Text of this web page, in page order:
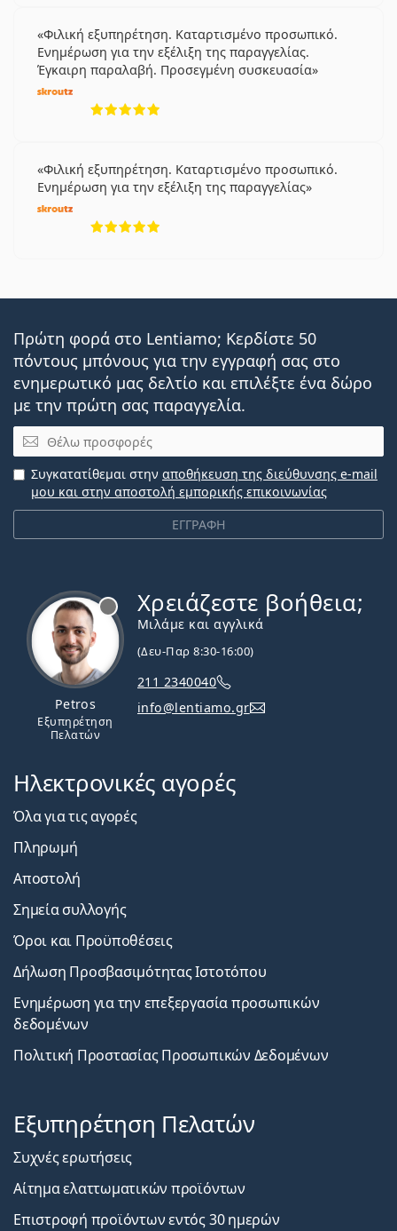
Φιλική εξυπηρέτηση. Καταρτισμένο προσωπικό.
Ενημέρωση για την εξέλιξη της παραγγελίας.
Έγκαιρη παραλαβή. Προσεγμένη συσκευασία
Φιλική εξυπηρέτηση. Καταρτισμένο προσωπικό.
Ενημέρωση για την εξέλιξη της παραγγελίας
Πρώτη φορά στο Lentiamo; Κερδίστε 50
πόντους μπόνους για την εγγραφή σας στο
ενημερωτικό μας δελτίο και επιλέξτε ένα δώρο
με την πρώτη σας παραγγελία.
Email
ΕΓΓΡΑΦΗ
Συγκατατίθεμαι στην αποθήκευση της διεύθυνσης e-mail
μου και στην αποστολή εμπορικής επικοινωνίας
Petros
Εξυπηρέτηση
Πελατών
Χρειάζεστε βοήθεια;
Μιλάμε και αγγλικά
(Δευ-Παρ 8:30-16:00)
211 2340040
info@lentiamo.gr
Ηλεκτρονικές αγορές
Όλα για τις αγορές
Πληρωμή
Αποστολή
Σημεία συλλογής
Όροι και Προϋποθέσεις
Δήλωση Προσβασιμότητας Ιστοτόπου
Ενημέρωση για την επεξεργασία προσωπικών
δεδομένων
Πολιτική Προστασίας Προσωπικών Δεδομένων
Εξυπηρέτηση Πελατών
Συχνές ερωτήσεις
Αίτημα ελαττωματικών προϊόντων
Επιστροφή προϊόντων εντός 30 ημερών